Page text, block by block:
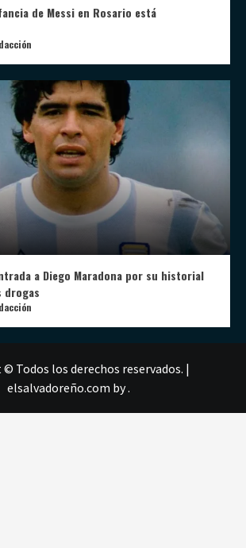
de Messi en Rosario está
a Diego Maradona por su historial
drogas
Todos los derechos reservados. |
elsalvadoreño.com by .